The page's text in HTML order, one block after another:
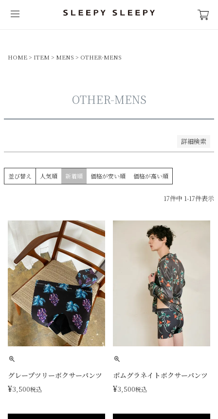
HOME ITEM MENS OTHER-MENS
OTHER-MENS
詳細検索
価格が安い順
キーワードヒット順
検索
並び替え 人気順 新着順 価格が安い順 価格が高い順
17件中 1-17件表示
グレープツリーボクサーパンツ
¥3,500税込
ポムグラネイトボクサーパンツ
¥3,500税込